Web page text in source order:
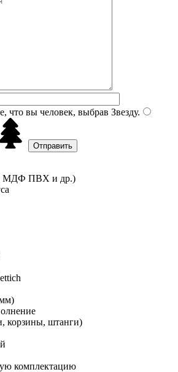
что вы человек, выбрав Звезду.
МДФ ПВХ и др.)
корзины, штанги)
комплектацию